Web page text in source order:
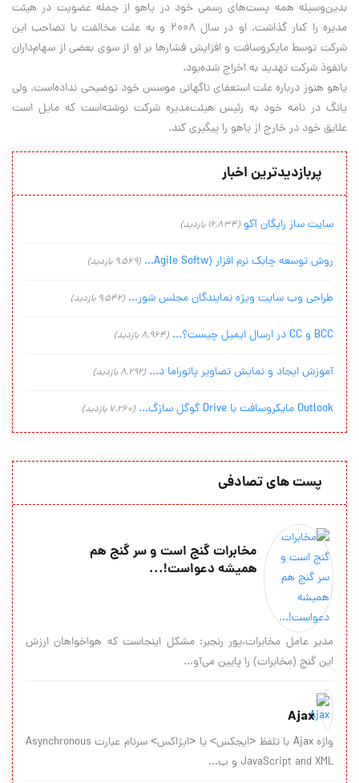
بدين‌وسيله همه پست‌های رسمی خود در ياهو از جمله عضويت در هيئت
مديره را کنار گذاشت. او در سال 2008 و به علت مخالفت با تصاحب اين
شرکت توسط مايکروسافت و افزايش فشارها بر او از سوی بعضی از سهام‌داران
بانفوذ شرکت تهديد به اخراج شده‌بود.
ياهو هنوز درباره علت استعفای ناگهانی موسس خود توضيحی نداده‌است. ولی
يانگ در نامه خود به رئيس هيئت‌مديره شرکت نوشته‌است که مايل است
علايق خود در خارج از ياهو را پيگيری کند.
پربازدیدترین اخبار
سایت ساز رایگان آکو (16,834 بازدید)
روش توسعه چابک نرم افزار (Agile Softw... (9,569 بازدید)
طراحی وب سایت ویژه نمایندگان مجلس شور... (9,542 بازدید)
BCC و CC در ارسال ایمیل چیست؟... (8,964 بازدید)
آموزش ایجاد و نمایش تصاویر پانوراما د... (8,292 بازدید)
Outlook مایکروسافت با Drive گوگل سازگ... (7,260 بازدید)
پست های تصادفی
مخابرات گنج است و سر گنج هم
همیشه دعواست!...
مدیر عامل مخابرات،پور رنجبر: مشکل اینجاست که هواخواهان ارزش
این گنج (مخابرات) را پایین می‌آو...
Ajax
واژه Ajax با تلفظ <ايجكس> يا <ايژاكس> سرنام عبارت Asynchronous
JavaScript and XML و ب...